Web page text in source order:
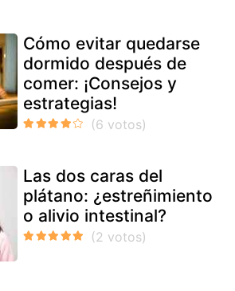
Cómo evitar quedarse
dormido después de
comer: ¡Consejos y
estrategias!
Las dos caras del
plátano: ¿estreñimiento
o alivio intestinal?